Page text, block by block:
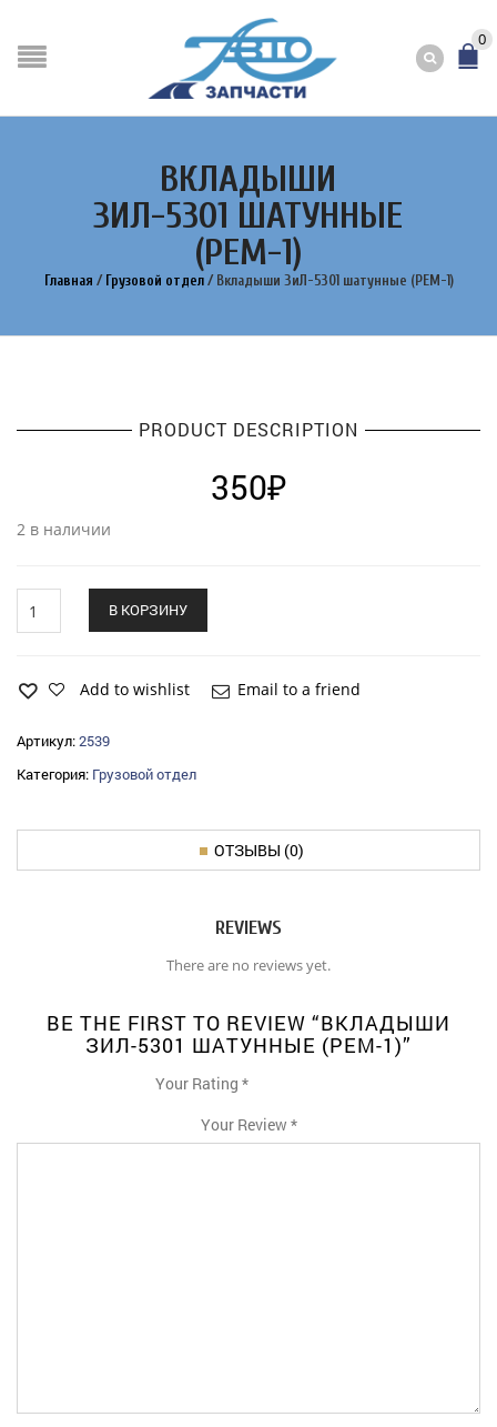
0
ВКЛАДЫШИ
ЗИЛ-5301 ШАТУННЫЕ
(РЕМ-1)
Главная / Грузовой отдел / Вкладыши ЗиЛ-5301 шатунные (РЕМ-1)
PRODUCT DESCRIPTION
350₽
2 в наличии
ЗиЛ-5301
quantity
В КОРЗИНУ
Add to wishlist Email to a friend
Артикул:2539
Категория: Грузовой отдел
ОТЗЫВЫ (0)
REVIEWS
There are no reviews yet.
BE THE FIRST TO REVIEW “ВКЛАДЫШИ
ЗИЛ-5301 ШАТУННЫЕ (РЕМ-1)”
Your Rating *
1 4
Your Review *